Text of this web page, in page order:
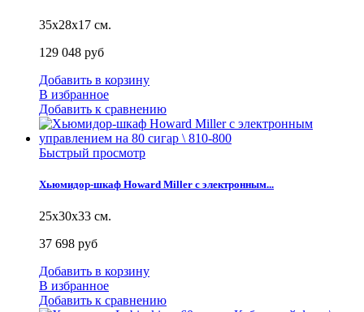
35х28х17 см.
129 048 руб
Добавить в корзину
В избранное
Добавить к сравнению
Быстрый просмотр
Хьюмидор-шкаф Howard Miller с электронным...
25х30х33 см.
37 698 руб
Добавить в корзину
В избранное
Добавить к сравнению